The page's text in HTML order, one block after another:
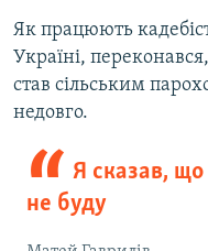
Як працюють
Україні,
став сільським
недовго.
Я сказав, що
не буду